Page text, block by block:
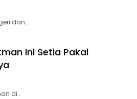
dan…
Ini Setia Pakai
di…